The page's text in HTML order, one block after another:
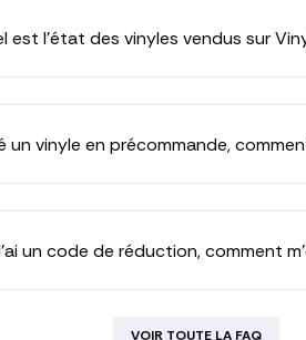
est l’état des vinyles vendus sur
un vinyle en précommande,
un code de réduction, comment
VOIR TOUTE LA FAQ